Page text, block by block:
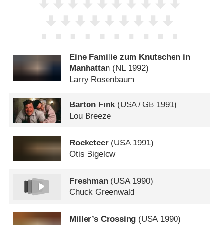
Eine Familie zum Knutschen in
Manhattan (NL 1992)
Larry Rosenbaum
Barton Fink(USA/ GB 1991)
Lou Breeze
Rocketeer (USA1991)
Otis Bigelow
Freshman (USA1990)
Chuck Greenwald
Miller’s Crossing (USA1990)